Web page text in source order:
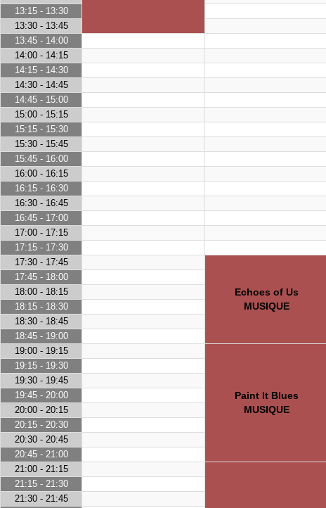
13:15 - 13:30
13:30 - 13:45
13:45 - 14:00
14:00 - 14:15
14:15 - 14:30
14:30 - 14:45
14:45 - 15:00
15:00 - 15:15
15:15 - 15:30
15:30 - 15:45
15:45 - 16:00
16:00 - 16:15
16:15 - 16:30
16:30 - 16:45
16:45 - 17:00
17:00 - 17:15
17:15 - 17:30
17:30 - 17:45
Echoes of Us
MUSIQUE
17:45 - 18:00
18:00 - 18:15
18:15 - 18:30
18:30 - 18:45
18:45 - 19:00
19:00 - 19:15
Paint It Blues
MUSIQUE
19:15 - 19:30
19:30 - 19:45
19:45 - 20:00
20:00 - 20:15
20:15 - 20:30
20:30 - 20:45
20:45 - 21:00
21:00 - 21:15
21:15 - 21:30
21:30 - 21:45